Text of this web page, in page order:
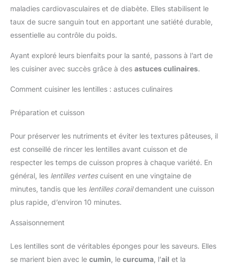
maladies cardiovasculaires et de diabète. Elles stabilisent le
taux de sucre sanguin tout en apportant une satiété durable,
essentielle au contrôle du poids.
Ayant exploré leurs bienfaits pour la santé, passons à l’art de
les cuisiner avec succès grâce à des astuces culinaires.
Comment cuisiner les lentilles : astuces culinaires
Préparation et cuisson
Pour préserver les nutriments et éviter les textures pâteuses, il
est conseillé de rincer les lentilles avant cuisson et de
respecter les temps de cuisson propres à chaque variété. En
général, les lentilles vertescuisent en une vingtaine de
minutes, tandis que les lentilles coraildemandent une cuisson
plus rapide, d’environ 10 minutes.
Assaisonnement
Les lentilles sont de véritables éponges pour les saveurs. Elles
se marient bien avec le cumin , le curcuma , l’ail et la